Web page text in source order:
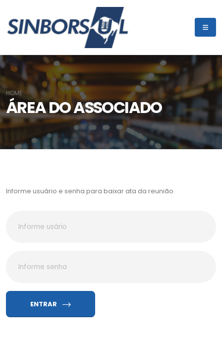
ÁREA DO ASSOCIADO
HOME
Informe usuário e senha para baixar ata da reunião.
ENTRAR